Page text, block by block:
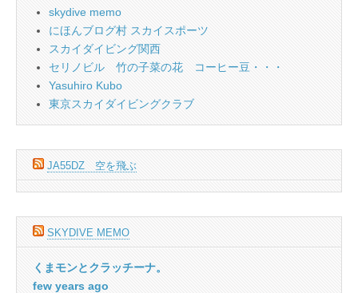
skydive memo
にほんブログ村 スカイスポーツ
スカイダイビング関西
セリノビル 竹の子菜の花 コーヒー豆・・・
Yasuhiro Kubo
東京スカイダイビングクラブ
JA55DZ 空を飛ぶ
SKYDIVE MEMO
くまモンとクラッチーナ。
few years ago